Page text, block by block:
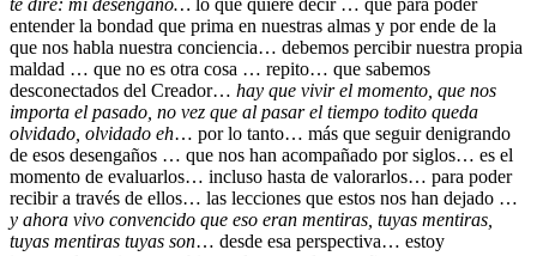
te diré: mi desengaño… lo que quiere decir … que para poder
entender la bondad que prima en nuestras almas y por ende de la
que nos habla nuestra conciencia… debemos percibir nuestra propia
maldad … que no es otra cosa … repito… que sabemos
desconectados del Creador… hay que vivir el momento, que nos
importa el pasado, no vez que al pasar el tiempo todito queda
olvidado, olvidado eh… por lo tanto… más que seguir denigrando
de esos desengaños … que nos han acompañado por siglos… es el
momento de evaluarlos… incluso hasta de valorarlos… para poder
recibir a través de ellos… las lecciones que estos nos han dejado …
y ahora vivo convencido que eso eran mentiras, tuyas mentiras,
tuyas mentiras tuyas son… desde esa perspectiva… estoy